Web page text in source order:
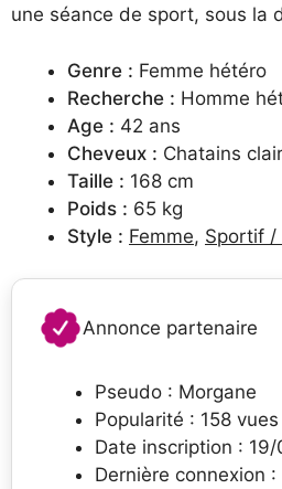
une séance de sport, sous la
Genre : Femme hétéro
Recherche : Homme
Age : 42 ans
Cheveux : Chatains
Taille : 168 cm
Poids : 65 kg
Style : Femme, Sportif /
Annonce partenaire
Pseudo : Morgane
Popularité : 158 vues
Date inscription :
Dernière connexion